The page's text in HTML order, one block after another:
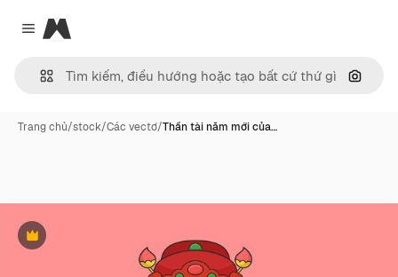
Close menu
Magnific
Tìm
Trang chủ/stock/Các vectơ/Thần tài năm mới của…
Phần thưởng